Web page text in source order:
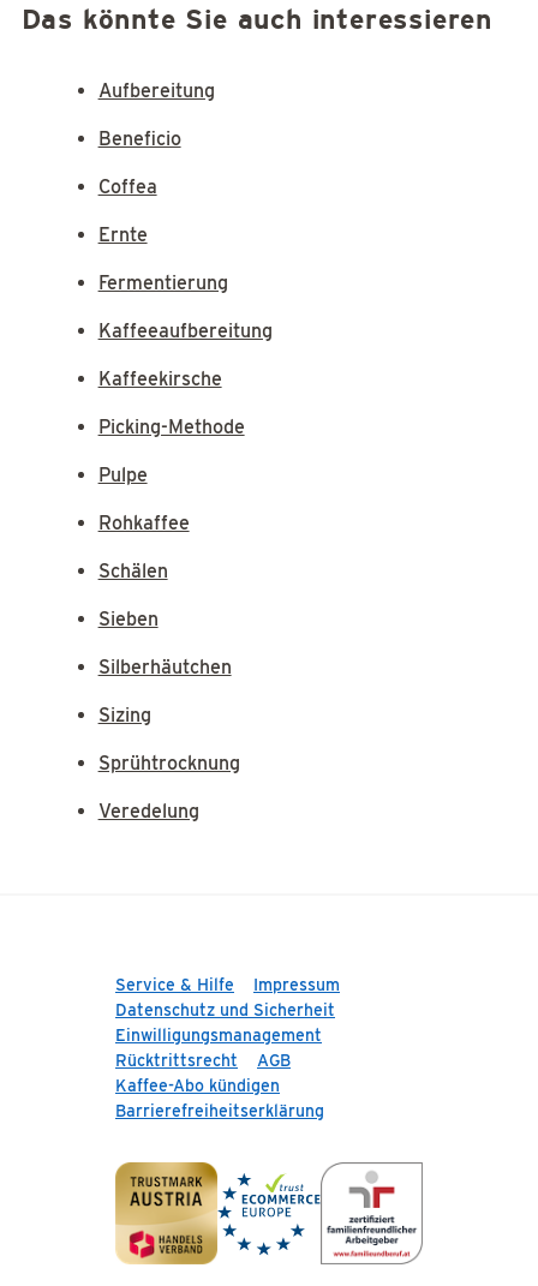
Das könnte Sie auch interessieren
Aufbereitung
Beneficio
Coffea
Ernte
Fermentierung
Kaffeeaufbereitung
Kaffeekirsche
Picking-Methode
Pulpe
Rohkaffee
Schälen
Sieben
Silberhäutchen
Sizing
Sprühtrocknung
Veredelung
Service & Hilfe
Impressum
Datenschutz und Sicherheit
Einwilligungsmanagement
Rücktrittsrecht
AGB
Kaffee-Abo kündigen
Barrierefreiheitserklärung